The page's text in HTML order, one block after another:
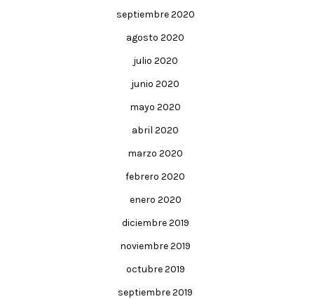
septiembre 2020
agosto 2020
julio 2020
junio 2020
mayo 2020
abril 2020
marzo 2020
febrero 2020
enero 2020
diciembre 2019
noviembre 2019
octubre 2019
septiembre 2019